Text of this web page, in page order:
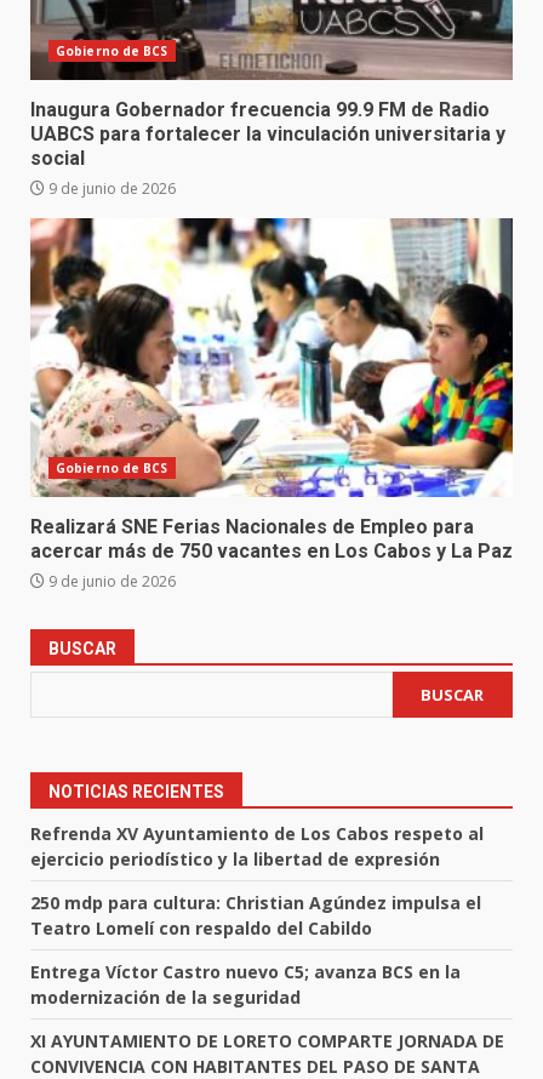
Gobierno de BCS
Inaugura Gobernador frecuencia 99.9 FM de Radio
UABCS para fortalecer la vinculación universitaria y
social
9 de junio de 2026
Gobierno de BCS
Realizará SNE Ferias Nacionales de Empleo para
acercar más de 750 vacantes en Los Cabos y La Paz
9 de junio de 2026
BUSCAR
BUSCAR
NOTICIAS RECIENTES
Refrenda XV Ayuntamiento de Los Cabos respeto al
ejercicio periodístico y la libertad de expresión
250 mdp para cultura: Christian Agúndez impulsa el
Teatro Lomelí con respaldo del Cabildo
Entrega Víctor Castro nuevo C5; avanza BCS en la
modernización de la seguridad
XI AYUNTAMIENTO DE LORETO COMPARTE JORNADA DE
CONVIVENCIA CON HABITANTES DEL PASO DE SANTA